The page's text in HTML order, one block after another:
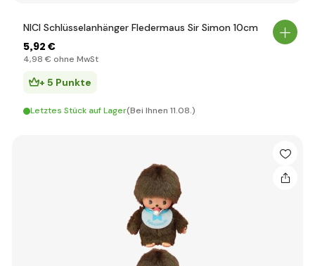
NICI Schlüsselanhänger Fledermaus Sir Simon 10cm
5,92 €
4,98 € ohne MwSt
+ 5 Punkte
Letztes Stück auf Lager(Bei Ihnen 11.08.)